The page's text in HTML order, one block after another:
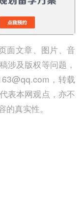
面文章、图片、音
涉及版权等问题，
，转载
表本网观点，亦不
真实性。